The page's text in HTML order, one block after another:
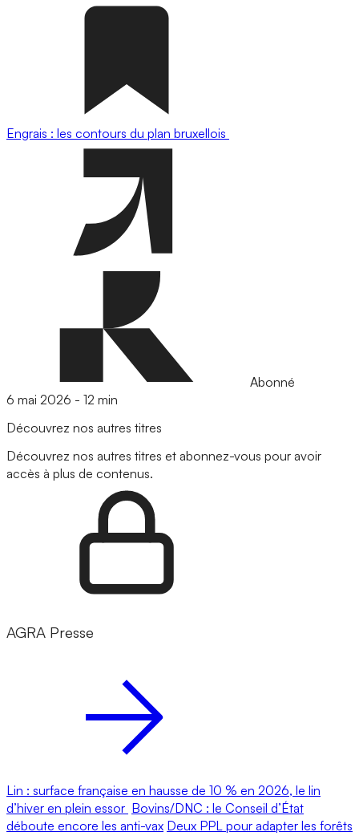
Engrais : les contours du plan bruxellois
Abonné
6 mai 2026 - 12 min
Découvrez nos autres titres
Découvrez nos autres titres et abonnez-vous pour avoir
accès à plus de contenus.
AGRA Presse
Lin : surface française en hausse de 10 % en 2026, le lin
d’hiver en plein essor Bovins/DNC : le Conseil d’État
déboute encore les anti-vax Deux PPL pour adapter les forêts